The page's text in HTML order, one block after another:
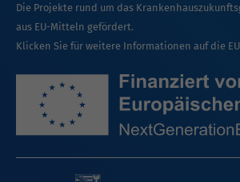
Die Projekte rund um das
aus EU-Mitteln gefördert.
Klicken Sie für weitere Informationen auf die